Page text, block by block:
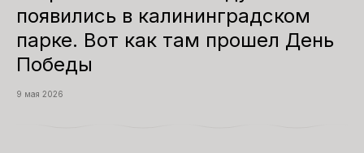
появились в калининградском
парке. Вот как там прошел День
Победы
9 мая 2026